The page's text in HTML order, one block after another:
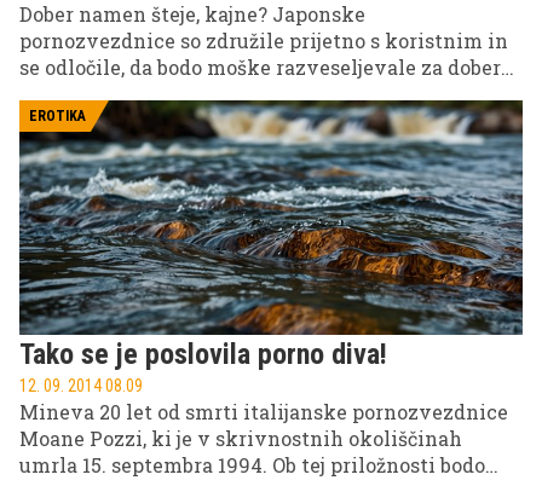
Dober namen šteje, kajne? Japonske
pornozvezdnice so združile prijetno s koristnim in
se odločile, da bodo moške razveseljevale za dober
EROTIKA
Tako se je poslovila porno diva!
12. 09. 2014 08.09
Mineva 20 let od smrti italijanske pornozvezdnice
Moane Pozzi, ki je v skrivnostnih okoliščinah
umrla 15. septembra 1994. Ob tej priložnosti bodo